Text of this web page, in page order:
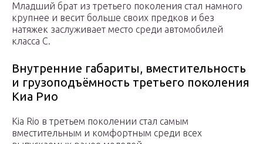
Младший брат из третьего поколения стал намного
крупнее и весит больше своих предков и без
натяжек заслуживает место среди автомобилей
класса С.
Внутренние габариты, вместительность
и грузоподъёмность третьего поколения
Киа Рио
Kia Rio в третьем поколении стал самым
вместительным и комфортным среди всех